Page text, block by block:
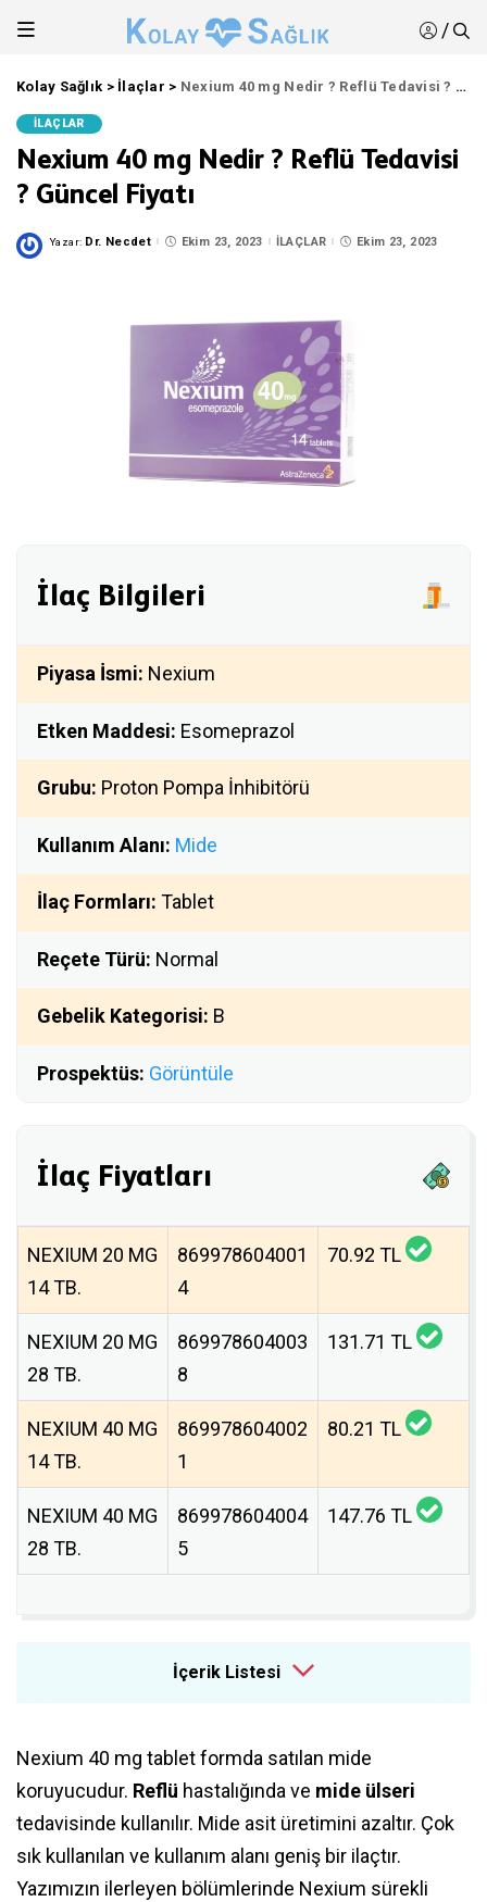
/
Kolay Sağlık> İlaçlar > Nexium 40 mg Nedir ? Reflü Tedavisi ? Güncel Fiyatı
İLAÇLAR
Nexium 40 mg Nedir ? Reflü Tedavisi
? Güncel Fiyatı
Posted
Yazar: Dr. Necdet Ekim 23, 2023 İLAÇLAR Ekim 23, 2023
İlaç Bilgileri
Piyasa İsmi: Nexium
Etken Maddesi: Esomeprazol
Grubu: Proton Pompa İnhibitörü
Kullanım Alanı: Mide
İlaç Formları: Tablet
Reçete Türü: Normal
Gebelik Kategorisi: B
Prospektüs: Görüntüle
İlaç Fiyatları
NEXIUM 20 MG
14 TB.
869978604001
4
70.92 TL
NEXIUM 20 MG
28 TB.
869978604003
8
131.71 TL
NEXIUM 40 MG
14 TB.
869978604002
1
80.21 TL
NEXIUM 40 MG
28 TB.
869978604004
5
147.76 TL
İçerik Listesi
Nexium 40 mg tablet formda satılan mide
koruyucudur. Reflü hastalığında ve mide ülseri
tedavisinde kullanılır. Mide asit üretimini azaltır. Çok
sık kullanılan ve kullanım alanı geniş bir ilaçtır.
Yazımızın ilerleyen bölümlerinde Nexium sürekli